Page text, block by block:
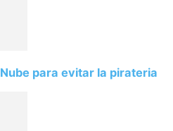
para evitar la pirateria